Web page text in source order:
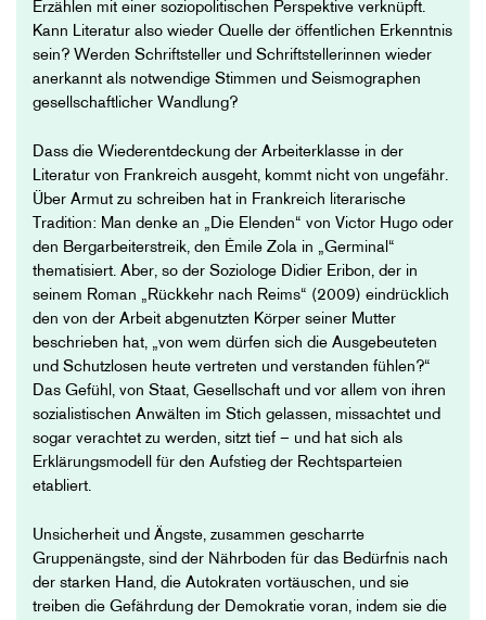
Erzählen mit einer soziopolitischen Perspektive verknüpft.
Kann Literatur also wieder Quelle der öffentlichen Erkenntnis
sein? Werden Schriftsteller und Schriftstellerinnen wieder
anerkannt als notwendige Stimmen und Seismographen
gesellschaftlicher Wandlung?
Dass die Wiederentdeckung der Arbeiterklasse in der
Literatur von Frankreich ausgeht, kommt nicht von ungefähr.
Über Armut zu schreiben hat in Frankreich literarische
Tradition: Man denke an „Die Elenden“ von Victor Hugo oder
den Bergarbeiterstreik, den Émile Zola in „Germinal“
thematisiert. Aber, so der Soziologe Didier Eribon, der in
seinem Roman „Rückkehr nach Reims“ (2009) eindrücklich
den von der Arbeit abgenutzten Körper seiner Mutter
beschrieben hat, „von wem dürfen sich die Ausgebeuteten
und Schutzlosen heute vertreten und verstanden fühlen?“
Das Gefühl, von Staat, Gesellschaft und vor allem von ihren
sozialistischen Anwälten im Stich gelassen, missachtet und
sogar verachtet zu werden, sitzt tief – und hat sich als
Erklärungsmodell für den Aufstieg der Rechtsparteien
etabliert.
Unsicherheit und Ängste, zusammen gescharrte
Gruppenängste, sind der Nährboden für das Bedürfnis nach
der starken Hand, die Autokraten vortäuschen, und sie
treiben die Gefährdung der Demokratie voran, indem sie die